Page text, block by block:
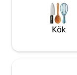
områden, i
med hjälp av
Lägenheten är
mycket speciell
våningar lägenhet
Kök